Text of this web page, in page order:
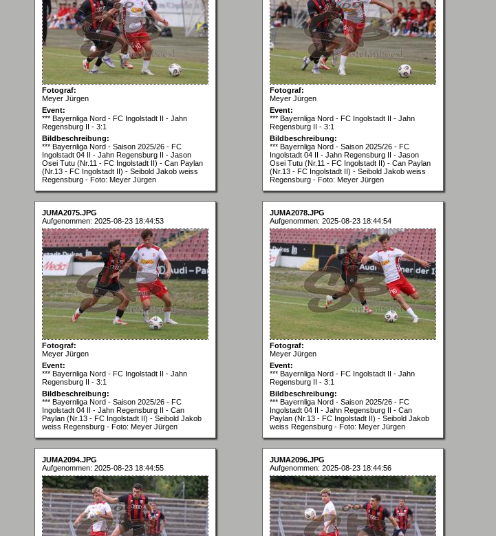
Fotograf:
Meyer Jürgen
Event:
*** Bayernliga Nord - FC Ingolstadt II - Jahn
Regensburg II - 3:1
Bildbeschreibung:
*** Bayernliga Nord - Saison 2025/26 - FC
Ingolstadt 04 II - Jahn Regensburg II - Jason
Osei Tutu (Nr.11 - FC Ingolstadt II) - Can Paylan
(Nr.13 - FC Ingolstadt II) - Seibold Jakob weiss
Regensburg - Foto: Meyer Jürgen
Fotograf:
Meyer Jürgen
Event:
*** Bayernliga Nord - FC Ingolstadt II - Jahn
Regensburg II - 3:1
Bildbeschreibung:
*** Bayernliga Nord - Saison 2025/26 - FC
Ingolstadt 04 II - Jahn Regensburg II - Jason
Osei Tutu (Nr.11 - FC Ingolstadt II) - Can Paylan
(Nr.13 - FC Ingolstadt II) - Seibold Jakob weiss
Regensburg - Foto: Meyer Jürgen
JUMA2075.JPG
Aufgenommen: 2025-08-23 18:44:53
Fotograf:
Meyer Jürgen
Event:
*** Bayernliga Nord - FC Ingolstadt II - Jahn
Regensburg II - 3:1
Bildbeschreibung:
*** Bayernliga Nord - Saison 2025/26 - FC
Ingolstadt 04 II - Jahn Regensburg II - Can
Paylan (Nr.13 - FC Ingolstadt II) - Seibold Jakob
weiss Regensburg - Foto: Meyer Jürgen
JUMA2078.JPG
Aufgenommen: 2025-08-23 18:44:54
Fotograf:
Meyer Jürgen
Event:
*** Bayernliga Nord - FC Ingolstadt II - Jahn
Regensburg II - 3:1
Bildbeschreibung:
*** Bayernliga Nord - Saison 2025/26 - FC
Ingolstadt 04 II - Jahn Regensburg II - Can
Paylan (Nr.13 - FC Ingolstadt II) - Seibold Jakob
weiss Regensburg - Foto: Meyer Jürgen
JUMA2094.JPG
Aufgenommen: 2025-08-23 18:44:55
JUMA2096.JPG
Aufgenommen: 2025-08-23 18:44:56